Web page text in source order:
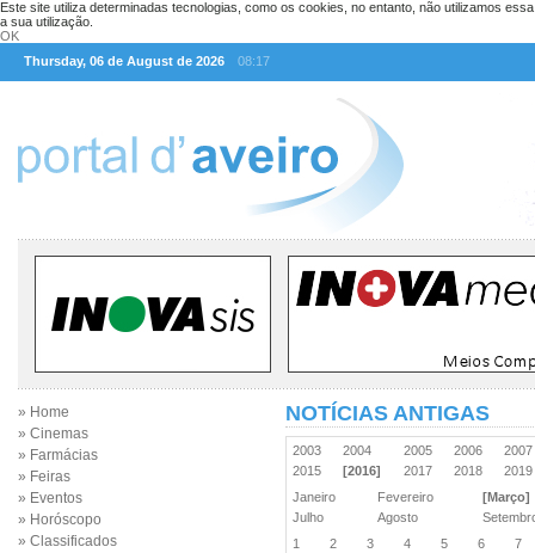
Este site utiliza determinadas tecnologias, como os cookies, no entanto, não utilizamos
a sua utilização.
OK
Thursday, 06 de August de 2026
08:17
» Home
» Cinemas
» Farmácias
» Feiras
» Eventos
» Horóscopo
» Classificados
NOTÍCIAS ANTIGAS
2003 2004 2005 2006
2015
[2016] 2017 2018
Janeiro
Fevereiro
[Março]
Julho
Agosto
1
2 3 4 5 6
7